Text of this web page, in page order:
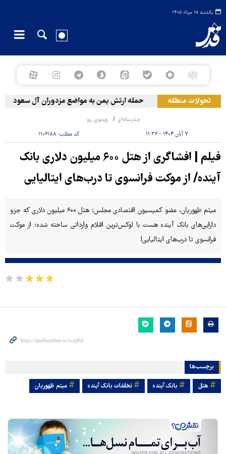
یکشنبه ۱۸ مرداد ۱۴۰۵
تحولات منطقه حمله ارتش یمن به مواضع مزدوران آل سعود
چندرسانه‌ای ویدیوی روز
۷ آبان ۱۴۰۴ - ۱۱:۳۶ کد مطلب: ۱۱۰۶۱۸۸
فیلم | افشاگری از هتل ۶۰۰ میلیون دلاری بانک‌
آینده/ از موکت فرانسوی تا درب‌های ایتالیایی
میثم ظهوریان، عضو کمیسیون اقتصادی مجلس: هتل ۶۰۰ میلیون دلاری که جزو
دارایی‌های بانک آینده هست با لوکس‌ترین اقلام وارداتی ساخته شده؛ از موکت
فرانسوی تا درب‌های ایتالیایی!
برچسب‌ها
هتل بانک آینده تخلفات بانک آینده میثم ظهوریان